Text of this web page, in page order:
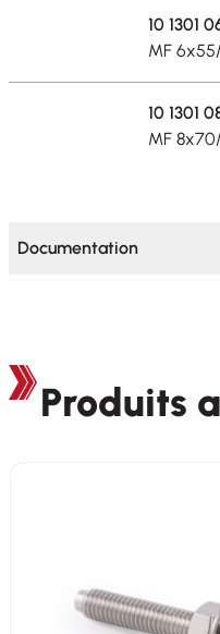
10 1301
MF
10 1301
MF
Documentation
Produits